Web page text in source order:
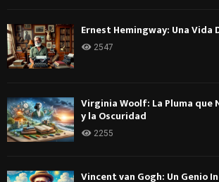
Ernest Hemingway: Una Vida
2547
Virginia Woolf: La Pluma que
y la Oscuridad
2255
Vincent van Gogh: Un Genio